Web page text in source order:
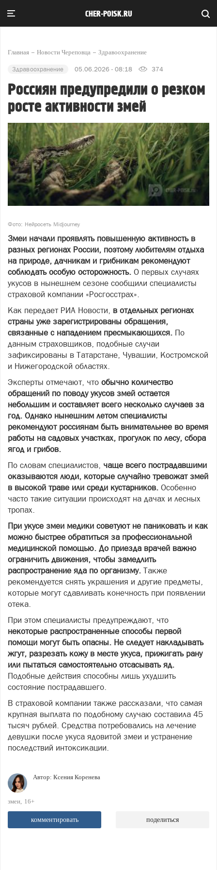
CHER-POISK.RU
Главная Новости Череповца Здравоохранение
Здравоохранение 05.06.2026 - 08:18 374
Россиян предупредили о резком
росте активности змей
Фото: Нейросеть Midjourney
Змеи начали проявлять повышенную активность в
разных регионах России, поэтому любителям отдыха
на природе, дачникам и грибникам рекомендуют
соблюдать особую осторожность. О первых случаях
укусов в нынешнем сезоне сообщили специалисты
страховой компании «Росгосстрах».
Как передает РИА Новости, в отдельных регионах
страны уже зарегистрированы обращения,
связанные с нападением пресмыкающихся. По
данным страховщиков, подобные случаи
зафиксированы в Татарстане, Чувашии, Костромской
и Нижегородской областях.
Эксперты отмечают, что обычно количество
обращений по поводу укусов змей остается
небольшим и составляет всего несколько случаев за
год. Однако нынешним летом специалисты
рекомендуют россиянам быть внимательнее во время
работы на садовых участках, прогулок по лесу, сбора
ягод и грибов.
По словам специалистов, чаще всего пострадавшими
оказываются люди, которые случайно тревожат змей
в высокой траве или среди кустарников. Особенно
часто такие ситуации происходят на дачах и лесных
тропах.
При укусе змеи медики советуют не паниковать и как
можно быстрее обратиться за профессиональной
медицинской помощью. До приезда врачей важно
ограничить движения, чтобы замедлить
распространение яда по организму. Также
рекомендуется снять украшения и другие предметы,
которые могут сдавливать конечность при появлении
отека.
При этом специалисты предупреждают, что
некоторые распространенные способы первой
помощи могут быть опасны. Не следует накладывать
жгут, разрезать кожу в месте укуса, прижигать рану
или пытаться самостоятельно отсасывать яд.
Подобные действия способны лишь ухудшить
состояние пострадавшего.
В страховой компании также рассказали, что самая
крупная выплата по подобному случаю составила 45
тысяч рублей. Средства потребовались на лечение
девушки после укуса ядовитой змеи и устранение
последствий интоксикации.
Автор: Ксения Коренева
змеи 16+
комментировать поделиться